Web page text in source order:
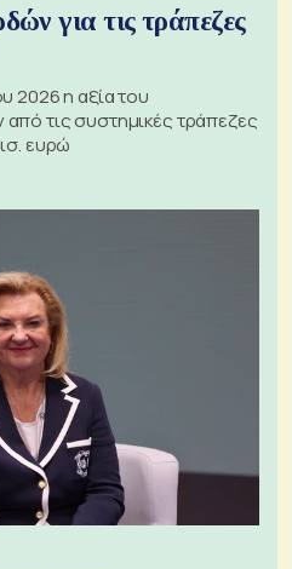
για τις τράπεζες
2026 η αξία του
τις συστημικές τράπεζες
ευρώ